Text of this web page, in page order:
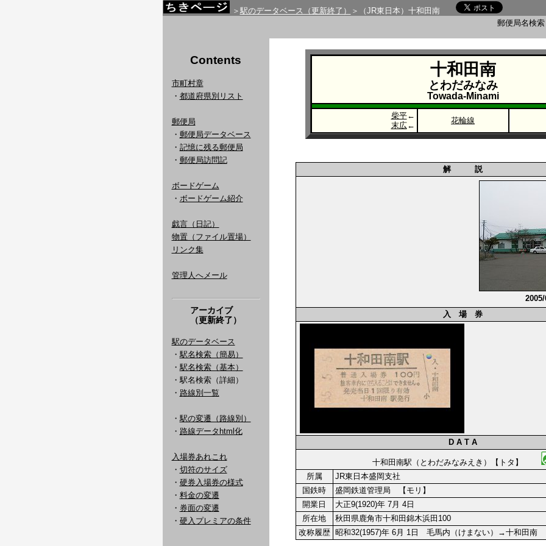
＞ 駅のデータベース（更新終了）
＞（JR東日本）十和田南
郵便局名検
Contents
市町村章
・ 都道府県別リスト
郵便局
・ 郵便局データベース
・ 記憶に残る郵便局
・ 郵便局訪問記
ボードゲーム
・ ボードゲーム紹介
戯言（日記）
物置（ファイル置場）
リンク集
管理人へメール
アーカイブ
（更新終了）
駅のデータベース
・ 駅名検索（簡易）
・ 駅名検索（基本）
・駅名検索（詳細）
・ 路線別一覧
・ 駅の変遷（路線別）
・ 路線データhtml化
入場券あれこれ
・ 切符のサイズ
・ 硬券入場券の様式
・ 料金の変遷
・ 券面の変遷
・ 硬入プレミアの条件
十和田南
とわだみなみ
Towada-Minami
柴平←
末広←
花輪線
解 説
入 場 券
D A T A
十和田南駅（とわだみなみえき）【トタ】
所属
JR東日本盛岡支社
国鉄時
盛岡鉄道管理局 【モリ】
開業日
大正9(1920)年 7月 4日
所在地
秋田県鹿角市十和田錦木浜田100
改称履歴
昭和32(1957)年 6月 1日 毛馬内（けまない）→十和田南